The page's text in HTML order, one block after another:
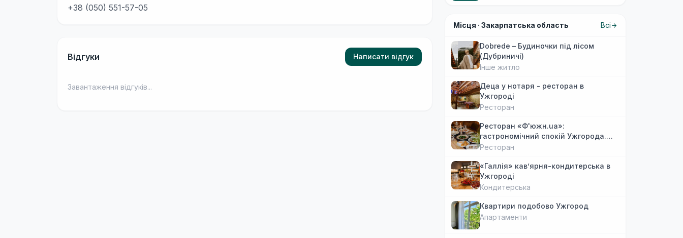
+38 (050) 551-57-05
Відгуки Написати відгук
Завантаження відгуків...
Місця · Закарпатська область Всі
Dobrede – Будиночки під лісом
(Дубриничі)
Інше житло
Деца у нотаря - ресторан в
Ужгороді
Ресторан
Ресторан «Ф'южн.ua»:
гастрономічний спокій Ужгорода.
Авторська локальна кухня, затишок
Ресторан
«Галлія» кав’ярня-кондитерська в
Ужгороді
Кондитерська
Квартири подобово Ужгород
Апартаменти